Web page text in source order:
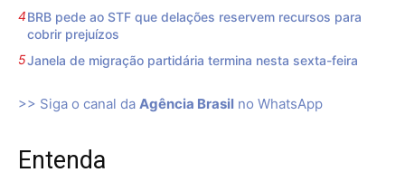
BRB pede ao STF que delações reservem recursos para
cobrir prejuízos
Janela de migração partidária termina nesta sexta-feira
>> Siga o canal da Agência Brasil no WhatsApp
Entenda